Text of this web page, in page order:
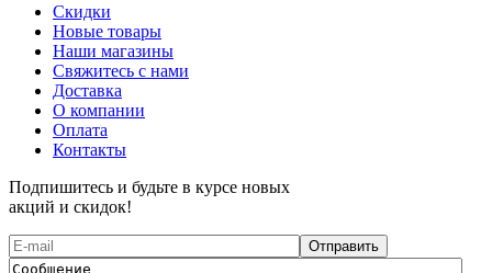
Скидки
Новые товары
Наши магазины
Свяжитесь с нами
Доставка
О компании
Оплата
Контакты
Подпишитесь и будьте в курсе новых
акций и скидок!
Отправить